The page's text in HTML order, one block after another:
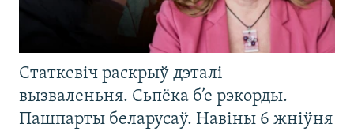
Статкевіч раскрыў дэталі
вызваленьня. Сьпёка б’е рэкорды.
Пашпарты беларусаў. Навіны 6 жніўня